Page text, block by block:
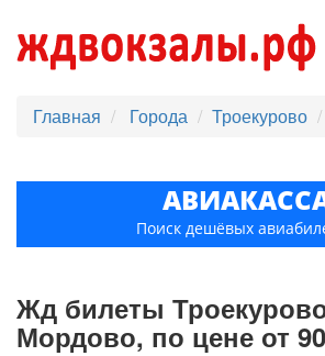
Главная Города Троекурово
Поиск дешёвых
Жд билеты
Мордово, по цене от